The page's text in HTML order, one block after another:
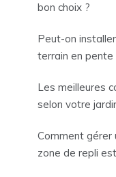
bon choix ?
Peut-on
terrain en pente
Les meilleures
selon votre
Comment gérer
zone de repli